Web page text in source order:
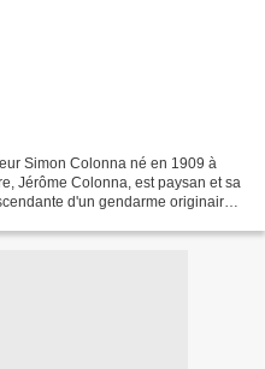
Simon Colonna né en 1909 à
Jérôme Colonna, est paysan et sa
d'un gendarme originaire